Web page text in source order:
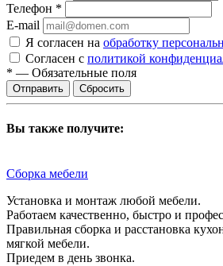
Телефон *
E-mail
Я согласен на обработку
Согласен с политикой
* — Обязательные поля
Сбросить
Вы также получите:
Сборка мебели
Установка и монтаж любой мебели.
Работаем качественно, быстро и
Правильная сборка и расстановка
мягкой мебели.
Приедем в день звонка.